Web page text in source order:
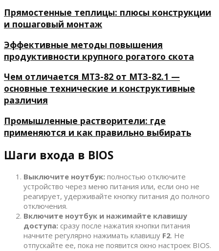
Прямостенные теплицы: плюсы конструкции
и пошаговый монтаж
Эффективные методы повышения
продуктивности крупного рогатого скота
Чем отличается МТЗ-82 от МТЗ-82.1 —
основные технические и конструктивные
различия
Промышленные растворители: где
применяются и как правильно выбирать
Шаги входа в BIOS
Выключите ноутбук: полностью отключите
устройство через меню питания или, если оно не
реагирует, удерживайте кнопку питания до полного
отключения.
Включите ноутбук и нажимайте клавишу
доступа: сразу после нажатия кнопки питания
начните регулярно нажимать клавишу F2. Не
отпускайте ее, пока не появится окно настроек BIOS.